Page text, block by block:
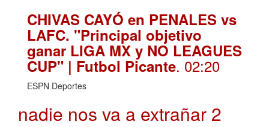
CHIVAS CAYÓ en PENALES vs
LAFC. "Principal objetivo
ganar LIGA MX y NO LEAGUES
CUP" | Futbol Picante. 02:20
ESPN Deportes
nadie nos va a extrañar 2